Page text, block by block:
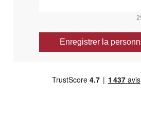
Enregistrer la